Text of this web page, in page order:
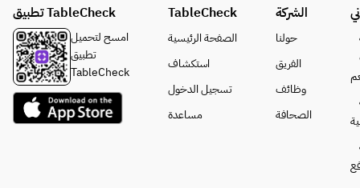
تطبيق TableCheck
امسح لتحميل
تطبيق
TableCheck
TableCheck
الصفحة الرئيسية
استكشاف
تسجيل الدخول
مساعدة
الشركة
حولنا
الفريق
وظائف
الصحافة